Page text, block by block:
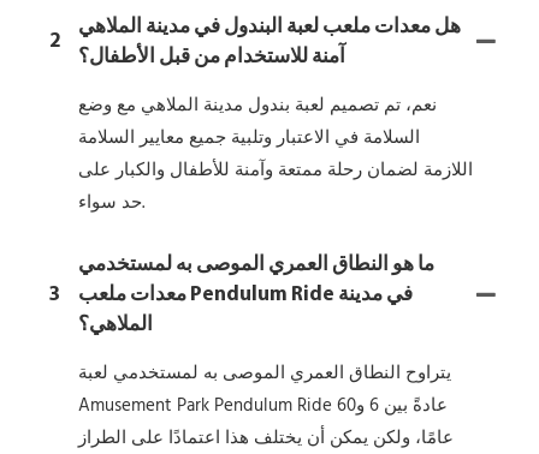
2
هل معدات ملعب لعبة البندول في مدينة الملاهي
آمنة للاستخدام من قبل الأطفال؟
نعم، تم تصميم لعبة بندول مدينة الملاهي مع وضع
السلامة في الاعتبار وتلبية جميع معايير السلامة
اللازمة لضمان رحلة ممتعة وآمنة للأطفال والكبار على
حد سواء.
3
ما هو النطاق العمري الموصى به لمستخدمي
معدات ملعب Pendulum Ride في مدينة
الملاهي؟
يتراوح النطاق العمري الموصى به لمستخدمي لعبة
Amusement Park Pendulum Ride عادةً بين 6 و60
عامًا، ولكن يمكن أن يختلف هذا اعتمادًا على الطراز